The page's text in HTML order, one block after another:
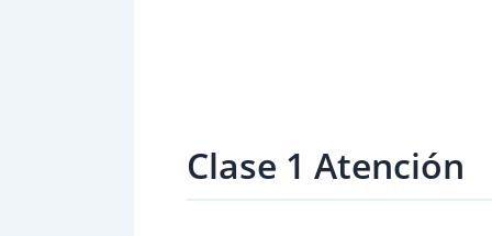
Clase 1 Atención